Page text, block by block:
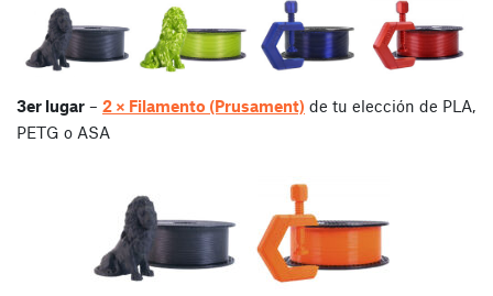
3er lugar – 2 × Filamento (Prusament) de tu elección de PLA,
PETG o ASA